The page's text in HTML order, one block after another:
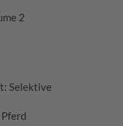
2
Selektive